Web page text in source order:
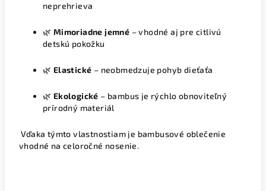
neprehrieva
🌿 Mimoriadne jemné – vhodné aj pre citlivú
detskú pokožku
🌿 Elastické – neobmedzuje pohyb dieťaťa
🌿 Ekologické – bambus je rýchlo obnoviteľný
prírodný materiál
Vďaka týmto vlastnostiam je bambusové oblečenie
vhodné na celoročné nosenie.